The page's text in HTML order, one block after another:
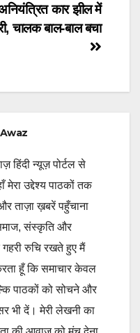
कार झील में
चालक बाल-बाल बचा
हिंदी न्यूज़ पोर्टल से
उद्देश्य पाठकों तक
ताज़ा ख़बरें पहुँचाना
संस्कृति और
गहरी रुचि रखते हुए मैं
हूँ कि समाचार केवल
पाठकों को सोचने और
भी दें। मेरी लेखनी का